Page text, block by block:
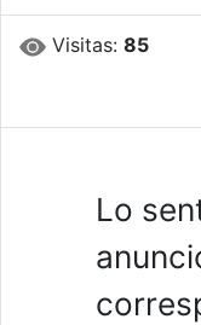
Visitas:85
Lo